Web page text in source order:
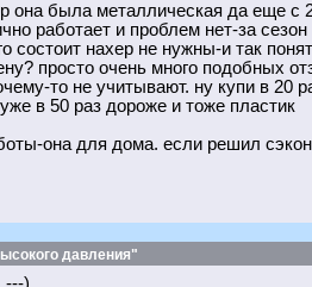
она была металлическая да еще
работает и проблем нет-за
состоит нахер не нужны-и так
просто очень много подобных
то не учитывают. ну купи в 20
в 50 раз дороже и тоже пластик
она для дома. если решил
давления"